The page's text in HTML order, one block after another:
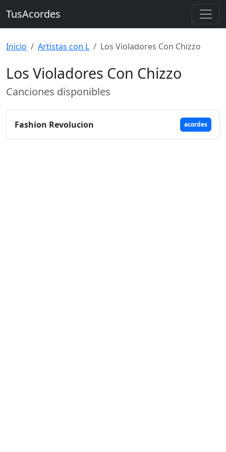
TusAcordes
Inicio Artistas con L Los Violadores Con Chizzo
Los Violadores Con Chizzo
Canciones disponibles
Fashion Revolucion acordes